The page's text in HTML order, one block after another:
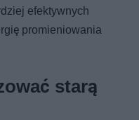
efektywnych
promieniowania
starą